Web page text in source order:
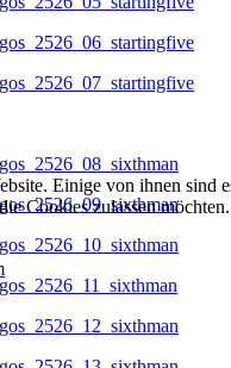
Einige von ihnen sind
Cookies zulassen